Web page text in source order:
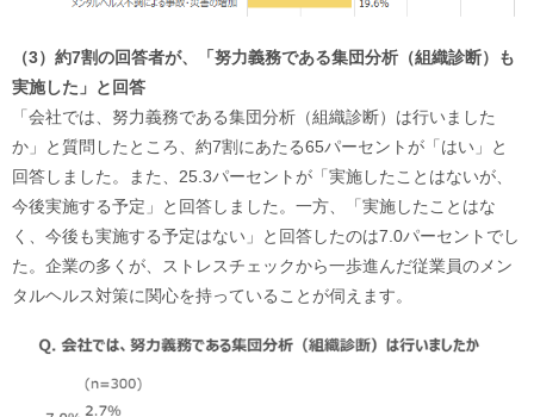
（3）約7割の回答者が、「努力義務である集団分析（組織診断）も
実施した」と回答
「会社では、努力義務である集団分析（組織診断）は行いました
か」と質問したところ、約7割にあたる65パーセントが「はい」と
回答しました。また、25.3パーセントが「実施したことはないが、
今後実施する予定」と回答しました。一方、「実施したことはな
く、今後も実施する予定はない」と回答したのは7.0パーセントでし
た。企業の多くが、ストレスチェックから一歩進んだ従業員のメン
タルヘルス対策に関心を持っていることが伺えます。